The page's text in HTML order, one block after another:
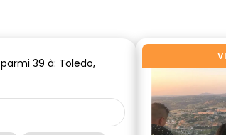
parmi 39 à: Toledo,